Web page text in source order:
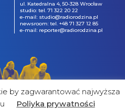
ul. Katedralna 4, 50-328 Wrocław
studio: tel. 71 322 20 22
e-mail: studio@radiorodzina.pl
newsroom: tel. +48 71 327 12 85
e-mail: reporter@radiorodzina.pl
by zagwarantować najwyższa
Poliyka prywatności